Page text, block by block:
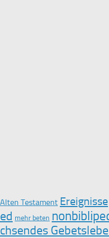
Testament Ereignisse
mehr beten